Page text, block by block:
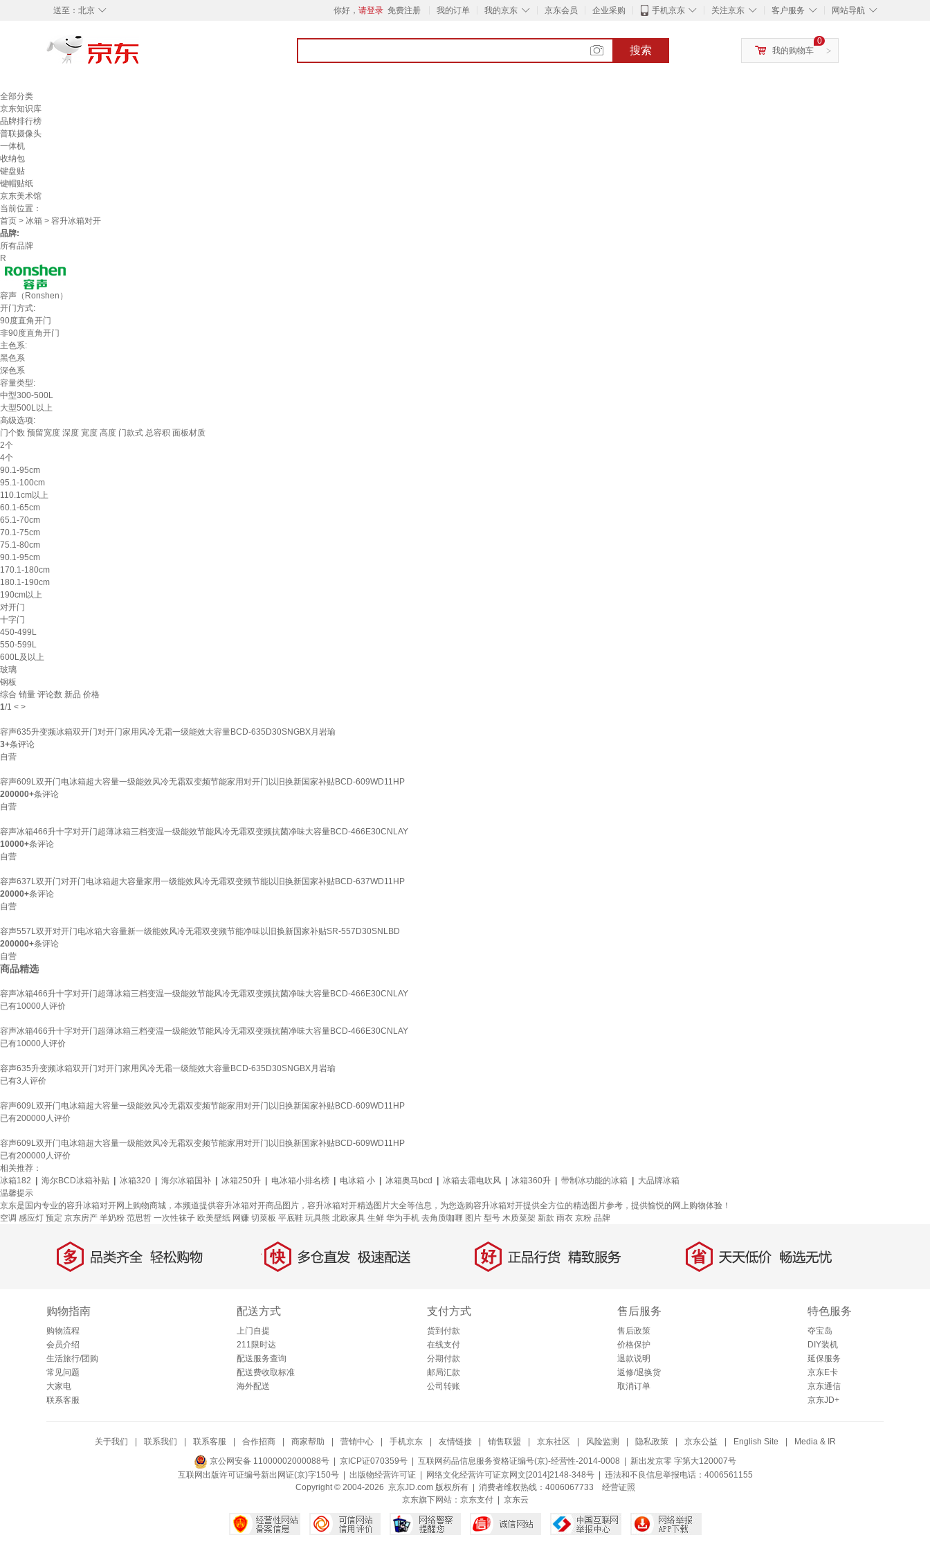
◇
送至： 北京 你好， 请登录 免费注册 我的订单 ◇
我的京东 京东会员 企业采购 ◇
手机京东 ◇
关注京东 ◇
客户服务 ◇
网站导航
搜索 >
0
我的购物车
全部分类
京东知识库
品牌排行榜
普联摄像头
一体机
收纳包
键盘贴
键帽贴纸
京东美术馆
当前位置：
首页 > 冰箱 > 容升冰箱对开
品牌:
所有品牌
R
容声（Ronshen）
开门方式:
90度直角开门
非90度直角开门
主色系:
黑色系
深色系
容量类型:
中型300-500L
大型500L以上
高级选项:
门个数 预留宽度 深度 宽度 高度 门款式 总容积 面板材质
2个
4个
90.1-95cm
95.1-100cm
110.1cm以上
60.1-65cm
65.1-70cm
70.1-75cm
75.1-80cm
90.1-95cm
170.1-180cm
180.1-190cm
190cm以上
对开门
十字门
450-499L
550-599L
600L及以上
玻璃
钢板
综合 销量 评论数 新品 价格
1/1 < >
容声635升变频冰箱双开门对开门家用风冷无霜一级能效大容量BCD-635D30SNGBX月岩瑜
3+条评论
自营
容声609L双开门电冰箱超大容量一级能效风冷无霜双变频节能家用对开门以旧换新国家补贴BCD-609WD11HP
200000+条评论
自营
容声冰箱466升十字对开门超薄冰箱三档变温一级能效节能风冷无霜双变频抗菌净味大容量BCD-466E30CNLAY
10000+条评论
自营
容声637L双开门对开门电冰箱超大容量家用一级能效风冷无霜双变频节能以旧换新国家补贴BCD-637WD11HP
20000+条评论
自营
容声557L双开对开门电冰箱大容量新一级能效风冷无霜双变频节能净味以旧换新国家补贴SR-557D30SNLBD
200000+条评论
自营
商品精选
容声冰箱466升十字对开门超薄冰箱三档变温一级能效节能风冷无霜双变频抗菌净味大容量BCD-466E30CNLAY
已有10000人评价
容声冰箱466升十字对开门超薄冰箱三档变温一级能效节能风冷无霜双变频抗菌净味大容量BCD-466E30CNLAY
已有10000人评价
容声635升变频冰箱双开门对开门家用风冷无霜一级能效大容量BCD-635D30SNGBX月岩瑜
已有3 人评价
容声609L双开门电冰箱超大容量一级能效风冷无霜双变频节能家用对开门以旧换新国家补贴BCD-609WD11HP
已有200000人评价
容声609L双开门电冰箱超大容量一级能效风冷无霜双变频节能家用对开门以旧换新国家补贴BCD-609WD11HP
已有200000人评价
相关推荐：
冰箱182
海尔BCD冰箱补贴 冰箱320 海尔冰箱国补 冰箱250升 电冰箱小排名榜 电冰箱 小 冰箱奥马bcd 冰箱去霜电吹风 冰箱360升 带制冰功能的冰箱
大品牌冰箱
温馨提示
京东是国内专业的容升冰箱对开网上购物商城，本频道提供容升冰箱对开商品图片，容升冰箱对开精选图片大全等信息，为您选购容升冰箱对开提供全方位的精选图片参考，提供愉悦的网上购物体验！
空调 感应灯 预定 京东房产 羊奶粉 范思哲 一次性袜子 欧美壁纸 网赚 切菜板 平底鞋 玩具熊 北欧家具 生鲜 华为手机 去角质咖喱 图片 型号 木质菜架 新款 雨衣 京粉 品牌
多 品类齐全，轻松购物 快 多仓直发，极速配送 好 正品行货，精致服务 省 天天低价，畅选无忧
购物指南
购物流程
会员介绍
生活旅行/团购
常见问题
大家电
联系客服
配送方式
上门自提
211限时达
配送服务查询
配送费收取标准
海外配送
支付方式
货到付款
在线支付
分期付款
邮局汇款
公司转账
售后服务
售后政策
价格保护
退款说明
返修/退换货
取消订单
特色服务
夺宝岛
DIY装机
延保服务
京东E卡
京东通信
京东JD+
关于我们 联系我们 联系客服 合作招商 商家帮助 营销中心 手机京东 友情链接 销售联盟 京东社区 风险监测 隐私政策 京东公益 English Site Media & IR
京公网安备 11000002000088号 | 京ICP证070359号 | 互联网药品信息服务资格证编号(京)-经营性-2014-0008 | 新出发京零 字第大120007号
互联网出版许可证编号新出网证(京)字150号 | 出版物经营许可证| 网络文化经营许可证京网文[2014]2148-348号| 违法和不良信息举报电话：4006561155
Copyright © 2004-2026 京东JD.com 版权所有 | 消费者维权热线：4006067733 经营证照
京东旗下网站： 京东支付| 京东云